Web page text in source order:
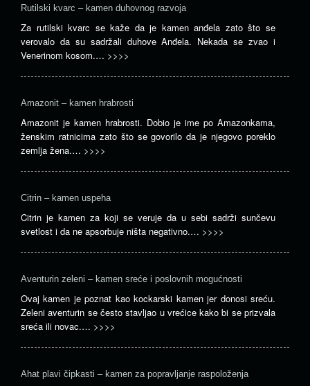
Rutilski kvarc – kamen duhovnog razvoja
Za rutilski kvarc se kaže da je kamen anđela zato što se
verovalo da su sadržali duhove Anđela. Nekada se zvao i
Venerinom kosom.… >>>>
Amazonit – kamen hrabrosti
Amazonit je kamen hrabrosti. Dobio je ime po Amazonkama,
ženskim ratnicima zato što se govorilo da je njegovo poreklo
zemlja žena.… >>>>
Citrin – kamen uspeha
Citrin je kamen za koji se veruje da u sebi sadrži sunčevu
svetlost i da ne apsorbuje ništa negativno.… >>>>
Aventurin zeleni – kamen sreće i poslovnih mogućnosti
Ovaj kamen je poznat kao kockarski kamen jer donosi sreću.
Zeleni aventurin se često stavljao u vrećice kako bi se prizvala
sreća ili novac.… >>>>
Ahat plavi čipkasti – kamen za popravljanje raspoloženja